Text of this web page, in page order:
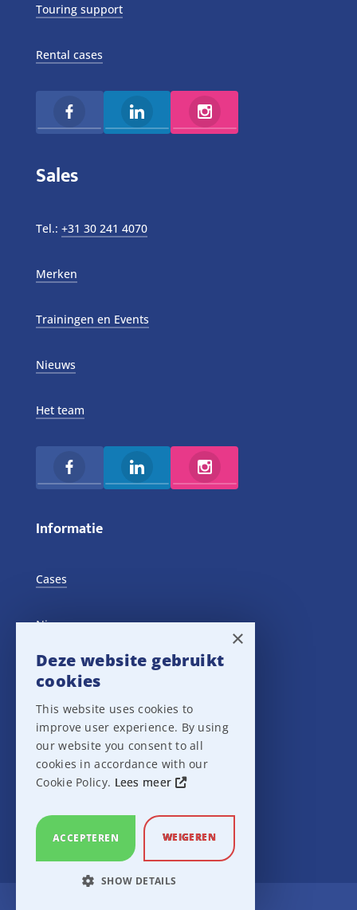
Touring support
Rental cases
Sales
Tel.: +31 30 241 4070
Merken
Trainingen en Events
Nieuws
Het team
Informatie
Cases
Nieuws
Training Events
Privacy verklaring
Disclaimer
×
Deze website gebruikt
cookies
This website uses cookies to
improve user experience. By using
our website you consent to all
cookies in accordance with our
Cookie Policy. Lees meer
ACCEPTEREN WEIGEREN
SHOW DETAILS